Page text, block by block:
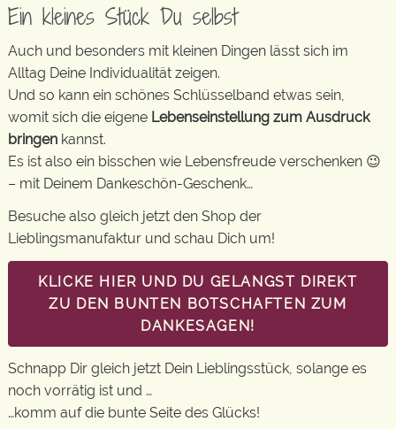
Ein kleines Stück Du selbst
Auch und besonders mit kleinen Dingen lässt sich im
Alltag Deine Individualität zeigen.
Und so kann ein schönes Schlüsselband etwas sein,
womit sich die eigene Lebenseinstellung zum Ausdruck
bringen kannst.
Es ist also ein bisschen wie Lebensfreude verschenken 😉
– mit Deinem Dankeschön-Geschenk…
Besuche also gleich jetzt den Shop der
Lieblingsmanufaktur und schau Dich um!
KLICKE HIER UND DU GELANGST DIREKT
ZU DEN BUNTEN BOTSCHAFTEN ZUM
DANKESAGEN!
Schnapp Dir gleich jetzt Dein Lieblingsstück, solange es
noch vorrätig ist und …
…komm auf die bunte Seite des Glücks!